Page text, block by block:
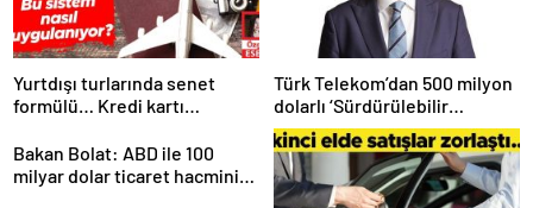
Yurtdışı turlarında senet
formülü… Kredi kartı
çıktı
Türk Telekom’dan 500 milyon
dolarlı ‘Sürdürülebilir
Eurobond’ ihracı
Bakan Bolat: ABD ile 100
milyar dolar ticaret hacmini